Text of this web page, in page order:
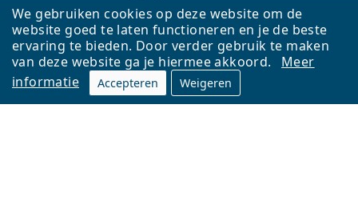
We gebruiken cookies op deze website om de
website goed te laten functioneren en je de beste
ervaring te bieden. Door verder gebruik te maken
van deze website ga je hiermee akkoord.
Meer
informatie
Accepteren Weigeren
Terug naar de homepagina
Ga omhoog
Lentiamo.nl is eigendom van en wordt beheerd door Lentiamo s.r.o.,
Tsjechië
Hier al 18 jaar voor jou.